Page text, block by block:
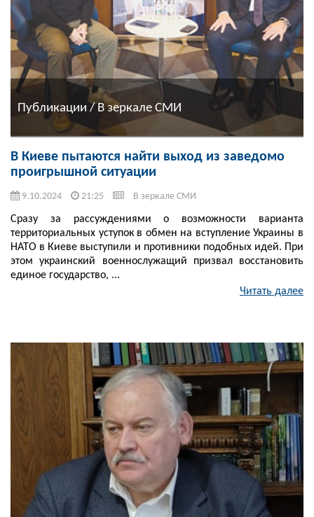
Публикации / В зеркале СМИ
В Киеве пытаются найти выход из заведомо
проигрышной ситуации
9.10.2024 21:25 В зеркале СМИ
Сразу за рассуждениями о возможности варианта
территориальных уступок в обмен на вступление Украины в
НАТО в Киеве выступили и противники подобных идей. При
этом украинский военнослужащий призвал восстановить
единое государство, ...
Читать далее